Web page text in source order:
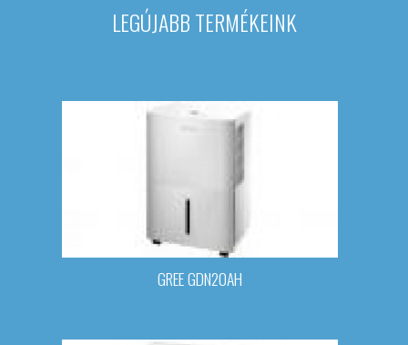
LEGÚJABB TERMÉKEINK
GREE GDN20AH